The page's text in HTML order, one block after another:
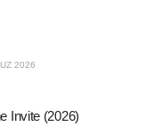
2026
Invite (2026)